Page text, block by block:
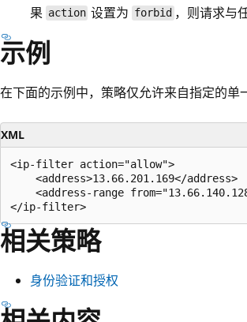
果 action 设置为 forbid ，则请求与
示例
在下面的示例中，策略仅允许来自指定的单
XML
<ip-filter action="allow">
    <address>13.66.201.169</address>
<address-range
相关策略
身份验证和授权